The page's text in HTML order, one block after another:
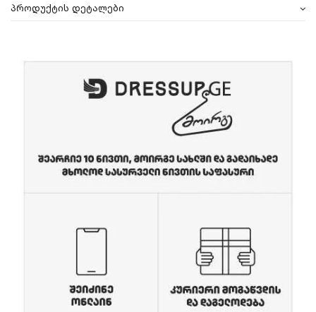
პროდუქტის დეტალები